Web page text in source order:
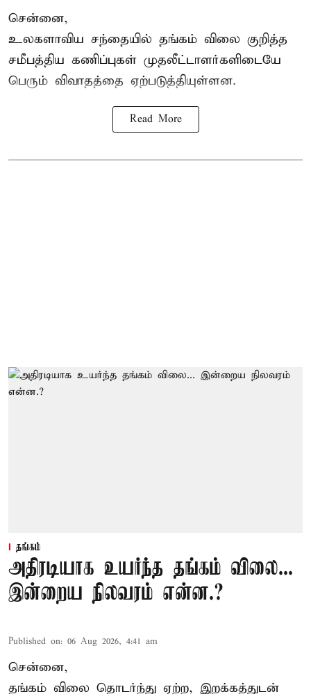
சென்னை,
உலகளாவிய சந்தையில் தங்கம் விலை குறித்த
சமீபத்திய கணிப்புகள் முதலீட்டாளர்களிடையே
பெரும் விவாதத்தை ஏற்படுத்தியுள்ளன.
Read More
தங்கம்
அதிரடியாக உயர்ந்த தங்கம் விலை...
இன்றைய நிலவரம் என்ன.?
Published on: 06 Aug 2026, 4:41 am
சென்னை,
தங்கம் விலை தொடர்ந்து ஏற்ற, இறக்கத்துடன்